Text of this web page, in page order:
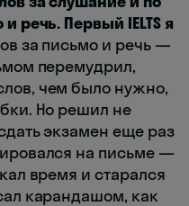
речь. Первый IELTS я
за письмо и речь —
перемудрил,
чем было нужно,
Но решил не
экзамен еще раз
на письме —
время и старался
карандашом, как